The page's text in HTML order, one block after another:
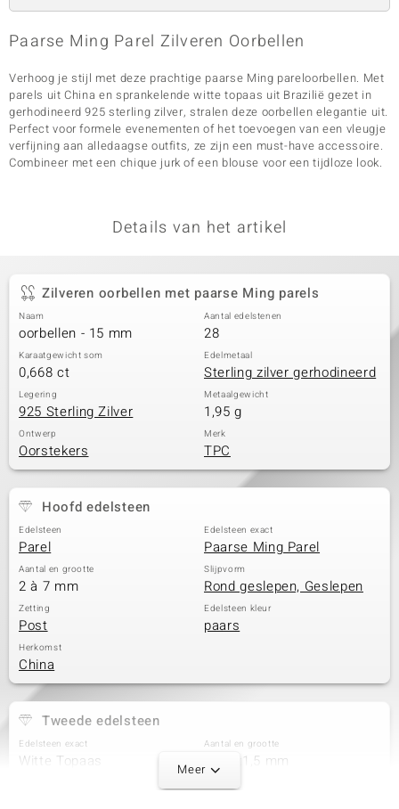
Paarse Ming Parel Zilveren Oorbellen
Verhoog je stijl met deze prachtige paarse Ming pareloorbellen. Met
parels uit China en sprankelende witte topaas uit Brazilië gezet in
gerhodineerd 925 sterling zilver, stralen deze oorbellen elegantie uit.
Perfect voor formele evenementen of het toevoegen van een vleugje
verfijning aan alledaagse outfits, ze zijn een must-have accessoire.
Combineer met een chique jurk of een blouse voor een tijdloze look.
Details van het artikel
Zilveren oorbellen met paarse Ming parels
Naam
oorbellen - 15 mm
Aantal edelstenen
28
Karaatgewicht som
0,668 ct
Edelmetaal
Sterling zilver gerhodineerd
Legering
925 Sterling Zilver
Metaalgewicht
1,95 g
Ontwerp
Oorstekers
Merk
TPC
Hoofd edelsteen
Edelsteen
Parel
Edelsteen exact
Paarse Ming Parel
Aantal en grootte
2 à 7 mm
Slijpvorm
Rond geslepen, Geslepen
Zetting
Post
Edelsteen kleur
paars
Herkomst
China
Tweede edelsteen
Edelsteen exact
Witte Topaas
Aantal en grootte
6 à 3x1,5 mm
Meer